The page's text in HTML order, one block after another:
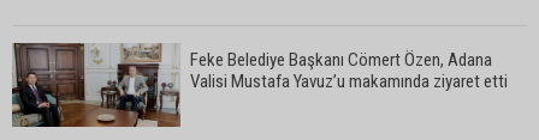
Feke Belediye Başkanı Cömert Özen, Adana
Valisi Mustafa Yavuz’u makamında ziyaret etti